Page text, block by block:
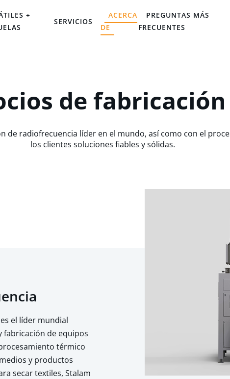
+
SERVICIOS
ACERCA
DE
PREGUNTAS MÁS
FRECUENTES
de fabricación
de radiofrecuencia líder en el mundo, así como con el
los clientes soluciones fiables y sólidas.
el líder mundial
fabricación de equipos
térmico
y productos
secar textiles, Stalam